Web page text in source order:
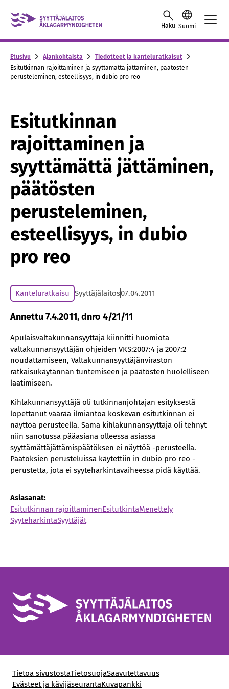
Skip to content -saavutettavuusohje
Haku Suomi
Etusivu Ajankohtaista
Tiedotteet ja kanteluratkaisut
Esitutkinnan rajoittaminen ja syyttämättä jättäminen, päätösten
perusteleminen, esteellisyys, in dubio pro reo
Esitutkinnan
rajoittaminen ja
syyttämättä jättäminen,
päätösten
perusteleminen,
esteellisyys, in dubio
pro reo
Kanteluratkaisu Syyttäjälaitos07.04.2011
Annettu 7.4.2011, dnro 4/21/11
Apulaisvaltakunnansyyttäjä kiinnitti huomiota
valtakunnansyyttäjän ohjeiden VKS:2007:4 ja 2007:2
noudattamiseen, Valtakunnansyyttäjänviraston
ratkaisukäytännän tuntemiseen ja päätösten huolelliseen
laatimiseen.
Kihlakunnansyyttäjä oli tutkinnanjohtajan esityksestä
lopettanut väärää ilmiantoa koskevan esitutkinnan ei
näyttöä perusteella. Sama kihlakunnansyyttäjä oli tehnyt
niin sanotussa pääasiana olleessa asiassa
syyttämättäjättämispäätöksen ei näyttöä -perusteella.
Päätöksien perusteluissa käytettiin in dubio pro reo -
perustetta, jota ei syyteharkintavaiheessa pidä käyttää.
Asiasanat:
Esitutkinnan rajoittaminenEsitutkintaMenettely
SyyteharkintaSyyttäjät
Tietoa sivustostaTietosuojaSaavutettavuus
Evästeet ja kävijäseurantaKuvapankki